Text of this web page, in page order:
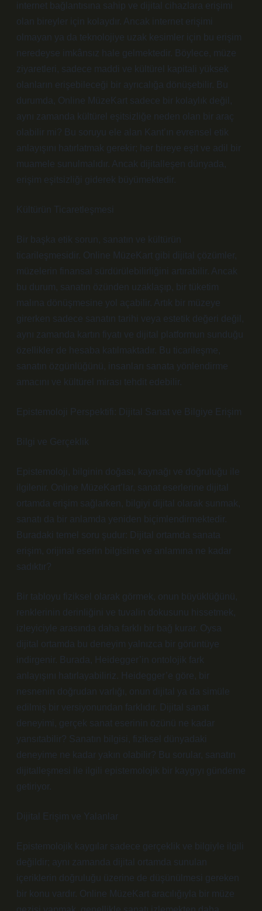
internet bağlantısına sahip ve dijital cihazlara erişimi
olan bireyler için kolaydır. Ancak internet erişimi
olmayan ya da teknolojiye uzak kesimler için bu erişim
neredeyse imkânsız hale gelmektedir. Böylece, müze
ziyaretleri, sadece maddi ve kültürel kapitali yüksek
olanların erişebileceği bir ayrıcalığa dönüşebilir. Bu
durumda, Online MüzeKart sadece bir kolaylık değil,
aynı zamanda kültürel eşitsizliğe neden olan bir araç
olabilir mi? Bu soruyu ele alan Kant’ın evrensel etik
anlayışını hatırlatmak gerekir; her bireye eşit ve adil bir
muamele sunulmalıdır. Ancak dijitalleşen dünyada,
erişim eşitsizliği giderek büyümektedir.
Kültürün Ticaretleşmesi
Bir başka etik sorun, sanatın ve kültürün
ticarileşmesidir. Online MüzeKart gibi dijital çözümler,
müzelerin finansal sürdürülebilirliğini artırabilir. Ancak
bu durum, sanatın özünden uzaklaşıp, bir tüketim
malına dönüşmesine yol açabilir. Artık bir müzeye
girerken sadece sanatın tarihi veya estetik değeri değil,
aynı zamanda kartın fiyatı ve dijital platformun sunduğu
özellikler de hesaba katılmaktadır. Bu ticarileşme,
sanatın özgünlüğünü, insanları sanata yönlendirme
amacını ve kültürel mirası tehdit edebilir.
Epistemoloji Perspektifi: Dijital Sanat ve Bilgiye Erişim
Bilgi ve Gerçeklik
Epistemoloji, bilginin doğası, kaynağı ve doğruluğu ile
ilgilenir. Online MüzeKart’lar, sanat eserlerine dijital
ortamda erişim sağlarken, bilgiyi dijital olarak sunmak,
sanatı da bir anlamda yeniden biçimlendirmektedir.
Buradaki temel soru şudur: Dijital ortamda sanata
erişim, orijinal eserin bilgisine ve anlamına ne kadar
sadıktır?
Bir tabloyu fiziksel olarak görmek, onun büyüklüğünü,
renklerinin derinliğini ve tuvalin dokusunu hissetmek,
izleyiciyle arasında daha farklı bir bağ kurar. Oysa
dijital ortamda bu deneyim yalnızca bir görüntüye
indirgenir. Burada, Heidegger’in ontolojik fark
anlayışını hatırlayabiliriz. Heidegger’e göre, bir
nesnenin doğrudan varlığı, onun dijital ya da simüle
edilmiş bir versiyonundan farklıdır. Dijital sanat
deneyimi, gerçek sanat eserinin özünü ne kadar
yansıtabilir? Sanatın bilgisi, fiziksel dünyadaki
deneyime ne kadar yakın olabilir? Bu sorular, sanatın
dijitalleşmesi ile ilgili epistemolojik bir kaygıyı gündeme
getiriyor.
Dijital Erişim ve Yalanlar
Epistemolojik kaygılar sadece gerçeklik ve bilgiyle ilgili
değildir; aynı zamanda dijital ortamda sunulan
içeriklerin doğruluğu üzerine de düşünülmesi gereken
bir konu vardır. Online MüzeKart aracılığıyla bir müze